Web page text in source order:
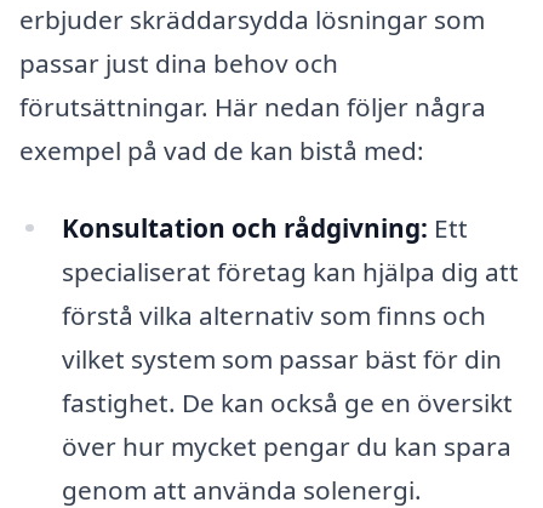
erbjuder skräddarsydda lösningar som
passar just dina behov och
förutsättningar. Här nedan följer några
exempel på vad de kan bistå med:
Konsultation och rådgivning: Ett
specialiserat företag kan hjälpa dig att
förstå vilka alternativ som finns och
vilket system som passar bäst för din
fastighet. De kan också ge en översikt
över hur mycket pengar du kan spara
genom att använda solenergi.